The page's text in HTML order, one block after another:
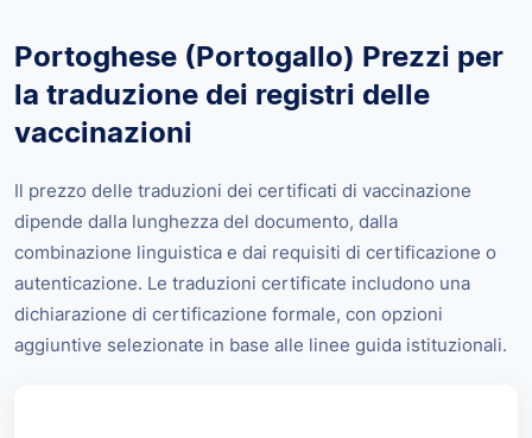
Portoghese (Portogallo) Prezzi per
la traduzione dei registri delle
vaccinazioni
Il prezzo delle traduzioni dei certificati di vaccinazione
dipende dalla lunghezza del documento, dalla
combinazione linguistica e dai requisiti di certificazione o
autenticazione. Le traduzioni certificate includono una
dichiarazione di certificazione formale, con opzioni
aggiuntive selezionate in base alle linee guida istituzionali.